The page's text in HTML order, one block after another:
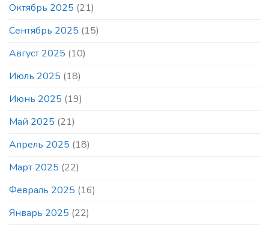
Октябрь 2025 (21)
Сентябрь 2025 (15)
Август 2025 (10)
Июль 2025 (18)
Июнь 2025 (19)
Май 2025 (21)
Апрель 2025 (18)
Март 2025 (22)
Февраль 2025 (16)
Январь 2025 (22)